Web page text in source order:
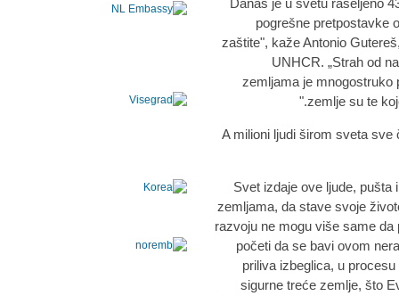
Danas je u svetu raseljeno
pogrešne pretpostavke
zaštite", kaže Antonio
UNHCR. „Strah od
zemljama je mnogostruko
zemlje su te
A milioni ljudi širom sveta sve
„Svet izdaje ove ljude,
zemljama, da stave svoje
razvoju ne mogu više same
početi da se bavi ovom
priliva izbeglica, u
sigurne treće zemlje, što